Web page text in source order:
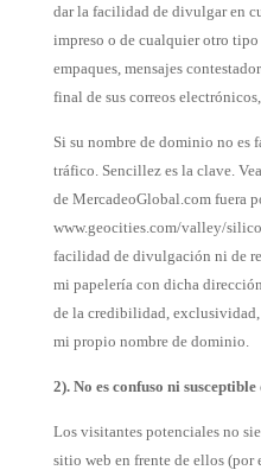
dar la facilidad de divulgar en
impreso o de cualquier otro
empaques, mensajes
final de sus correos
Si su nombre de dominio no es
tráfico. Sencillez es la clave.
de MercadeoGlobal.com fuera
www.geocities.com/valley/
facilidad de divulgación ni de
mi papelería con dicha
de la credibilidad,
mi propio nombre de dominio.
2). No es confuso ni
Los visitantes potenciales no
sitio web en frente de ellos